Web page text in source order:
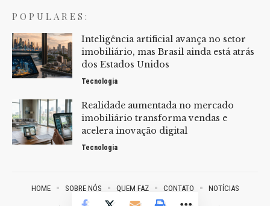
POPULARES:
Inteligência artificial avança no setor
imobiliário, mas Brasil ainda está atrás
dos Estados Unidos
Tecnologia
Realidade aumentada no mercado
imobiliário transforma vendas e
acelera inovação digital
Tecnologia
HOME SOBRE NÓS QUEM FAZ CONTATO NOTÍCIAS